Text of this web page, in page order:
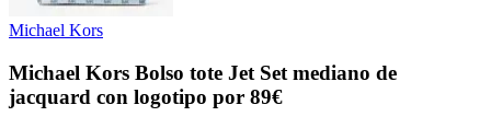
Michael Kors
Michael Kors Bolso tote Jet Set mediano de
jacquard con logotipo por 89€